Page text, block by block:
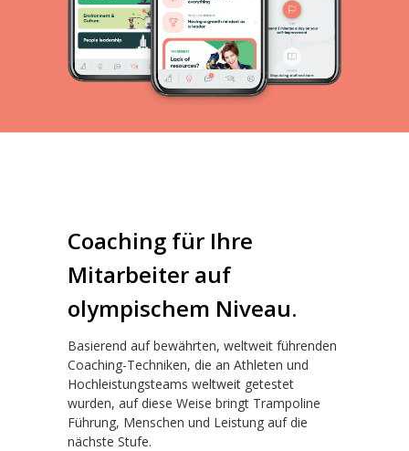
Coaching für Ihre
Mitarbeiter auf
olympischem Niveau.
Basierend auf bewährten, weltweit führenden
Coaching-Techniken, die an Athleten und
Hochleistungsteams weltweit getestet
wurden, auf diese Weise bringt Trampoline
Führung, Menschen und Leistung auf die
nächste Stufe.